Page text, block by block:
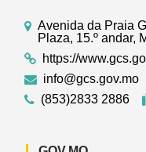
Avenida da Praia
Plaza, 15.º andar,
https://
info@gcs.gov.mo
(853)2833 2886